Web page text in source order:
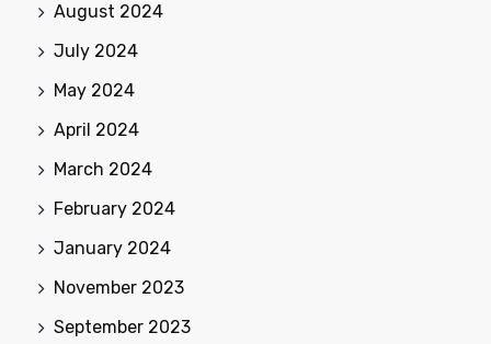
August 2024
July 2024
May 2024
April 2024
March 2024
February 2024
January 2024
November 2023
September 2023